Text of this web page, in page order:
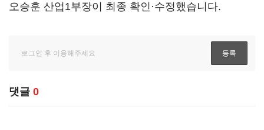
오승훈 산업1부장이 최종 확인·수정했습니다.
댓글 0